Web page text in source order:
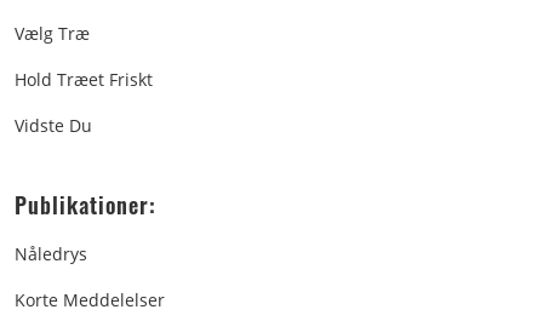
Vælg Træ
Hold Træet Friskt
Vidste Du
Publikationer:
Nåledrys
Korte Meddelelser